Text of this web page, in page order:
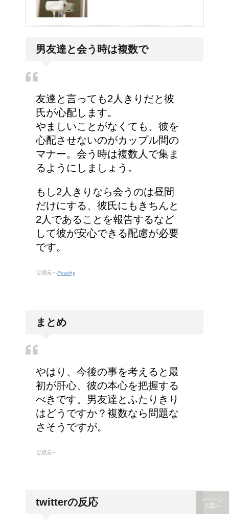
くれない・・そんなこと
手の関節にできた水泡、
考えられる病気は？
トマトジュースと黒酢の
効果～組み合わせてピカ
イチ
人が死ぬ前に感じる予感
副交感神経が優位だと、
気管支はどうなるの？
男友達と会う時は複数で
友達と言っても2人きりだと彼
氏が心配します。
やましいことがなくても、彼を
心配させないのがカップル間の
マナー。会う時は複数人で集ま
るようにしましょう。
もし2人きりなら会うのは昼間
だけにする、彼氏にもきちんと
2人であることを報告するなど
して彼が安心できる配慮が必要
です。
引用元-−-Peachy
まとめ
やはり、今後の事を考えると最
初が肝心、彼の本心を把握する
べきです。男友達とふたりきり
はどうですか？複数なら問題な
さそうですが。
引用元-−-
twitterの反応
ページ
上部へ